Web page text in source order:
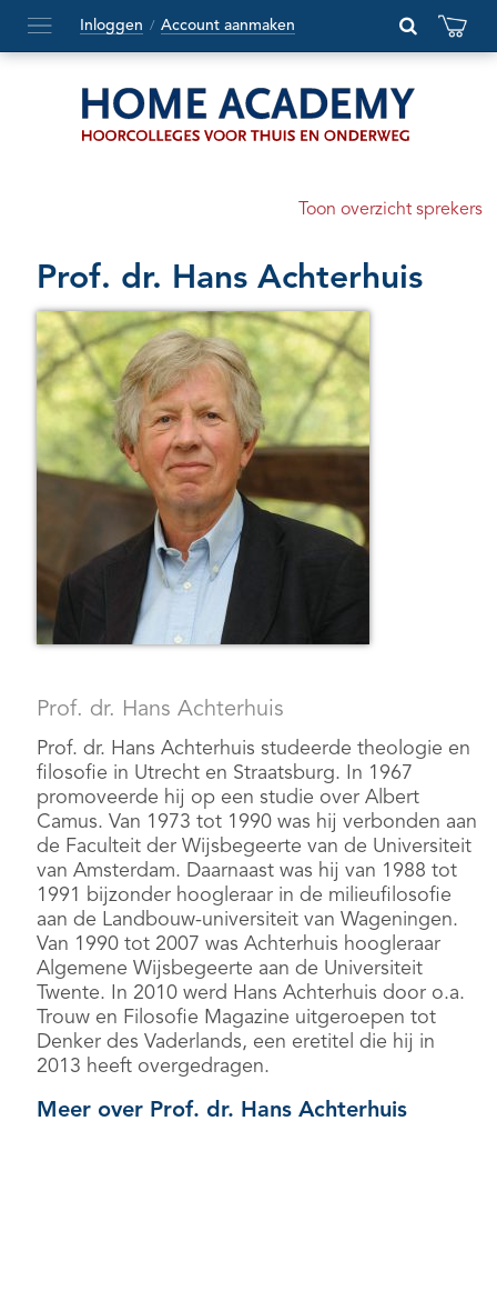
Hoofdmenu
openen
Inloggen / Account aanmaken
Toon overzicht sprekers
Prof. dr. Hans Achterhuis
Prof. dr. Hans Achterhuis
Prof. dr. Hans Achterhuis studeerde theologie en
filosofie in Utrecht en Straatsburg. In 1967
promoveerde hij op een studie over Albert
Camus. Van 1973 tot 1990 was hij verbonden aan
de Faculteit der Wijsbegeerte van de Universiteit
van Amsterdam. Daarnaast was hij van 1988 tot
1991 bijzonder hoogleraar in de milieufilosofie
aan de Landbouw-universiteit van Wageningen.
Van 1990 tot 2007 was Achterhuis hoogleraar
Algemene Wijsbegeerte aan de Universiteit
Twente. In 2010 werd Hans Achterhuis door o.a.
Trouw en Filosofie Magazine uitgeroepen tot
Denker des Vaderlands, een eretitel die hij in
2013 heeft overgedragen.
Meer over Prof. dr. Hans Achterhuis